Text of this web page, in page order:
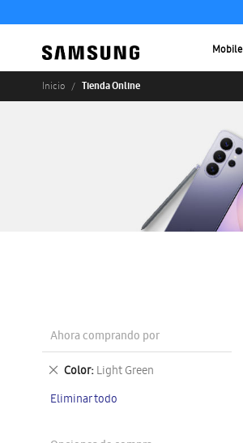
Mobile
Inicio Tienda Online
Ahora comprando por
Color Light Green
Eliminar
artículo
Eliminar todo